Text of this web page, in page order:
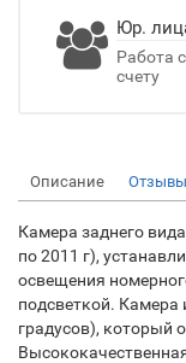
Юр.
Работа
счету
Описание Отзывы
Камера заднего
по 2011 г),
освещения
подсветкой.
градусов), который